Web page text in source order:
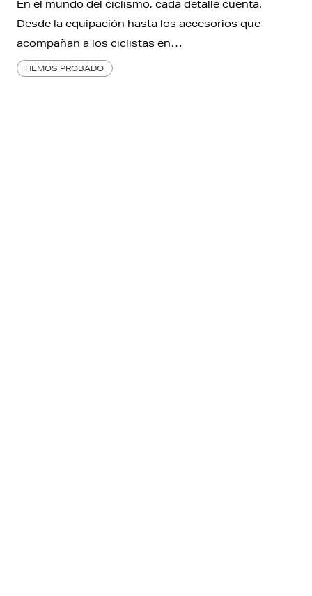
En el mundo del ciclismo, cada detalle cuenta.
Desde la equipación hasta los accesorios que
acompañan a los ciclistas en…
HEMOS PROBADO